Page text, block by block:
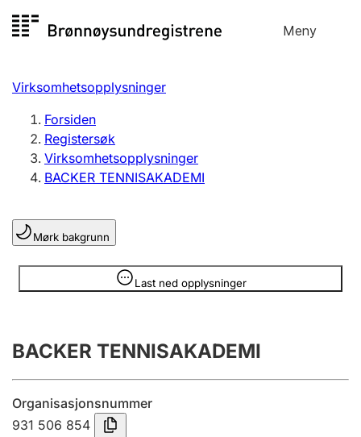
til
Meny
Registersøk
Aksjeselskap
Enkeltpersonforetak
Registrere, endre, slette
Lag og forening
Registrere, endre, slette
Innsending og forsinkelsesgebyr
Virksomhetsopplysninger
Forsiden
Registersøk
Virksomhetsopplysninger
BACKER TENNISAKADEMI
Mørk bakgrunn
Last ned opplysninger
Opplysninger er skjult
BACKER TENNISAKADEMI
Organisasjonsnummer
931 506 854